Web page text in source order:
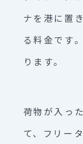
ナを港に置
る料金です
ります。
荷物が入っ
て、フリー